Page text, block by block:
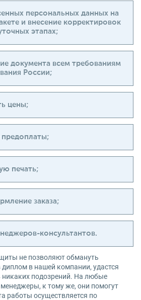
персональных данных на
и внесение корректировок
этапах;
документа всем требованиям
России;
цены;
предоплаты;
печать;
заказа;
консультантов.
не позволяют обмануть
диплом в нашей компании, удастся
никаких подозрений. На любые
к тому же, они помогут
работы осуществляется по